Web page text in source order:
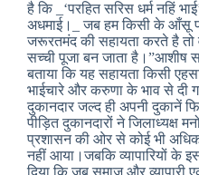
है कि _‘परहित सरिस धर्म नहिं
अधमाई।_ जब हम किसी के आँसू
जरूरतमंद की सहायता करते है तो
सच्ची पूजा बन जाता है।”आशीष
बताया कि यह सहायता किसी
भाईचारे और करुणा के भाव से दी
दुकानदार जल्द ही अपनी दुकानें
पीड़ित दुकानदारों ने जिलाध्यक्ष
प्रशासन की ओर से कोई भी
नहीं आया।जबकि व्यापारियों के
दिया कि जब समाज और व्यापारी